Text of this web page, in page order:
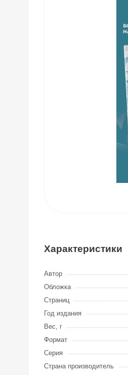
Характеристики
Автор
Обложка
Страниц
Год издания
Вес, г
Формат
Серия
Страна производитель